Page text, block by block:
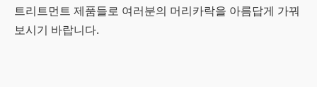
트리트먼트 제품들로 여러분의 머리카락을 아름답게 가꿔
보시기 바랍니다.